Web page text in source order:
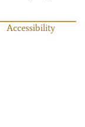
Accessibility